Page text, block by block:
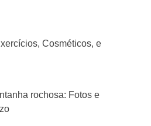
Cosméticos, e
rochosa: Fotos e